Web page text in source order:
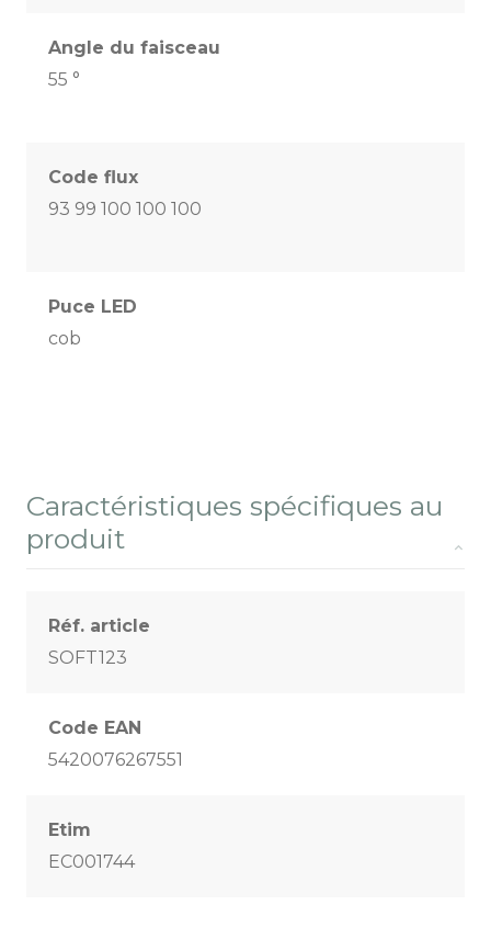
Angle du faisceau
55 °
Code flux
93 99 100 100 100
Puce LED
cob
Caractéristiques spécifiques au
produit
Réf. article
SOFT123
Code EAN
5420076267551
Etim
EC001744